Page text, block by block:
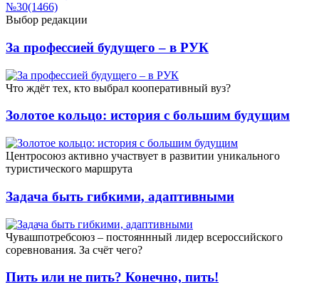
№30(1466)
Выбор редакции
За профессией будущего – в РУК
Что ждёт тех, кто выбрал кооперативный вуз?
Золотое кольцо: история с большим будущим
Центросоюз активно участвует в развитии уникального
туристического маршрута
Задача быть гибкими, адаптивными
Чувашпотребсоюз – постояннный лидер всероссийского
соревнования. За счёт чего?
Пить или не пить? Конечно, пить!